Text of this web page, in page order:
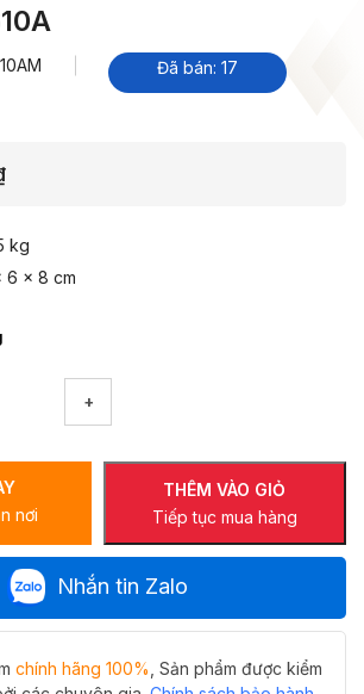
Đã bán: 17
kg
6 × 8 cm
THÊM VÀO GIỎ
Tiếp tục mua hàng
nơi
Nhắn tin Zalo
chính hãng 100% , Sản phẩm được kiểm